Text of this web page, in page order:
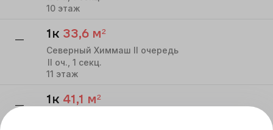
10 этаж
— 1к 33,6 м²
Северный Химмаш II очередь
II оч., 1 секц.
11 этаж
— 1к 41,1 м²